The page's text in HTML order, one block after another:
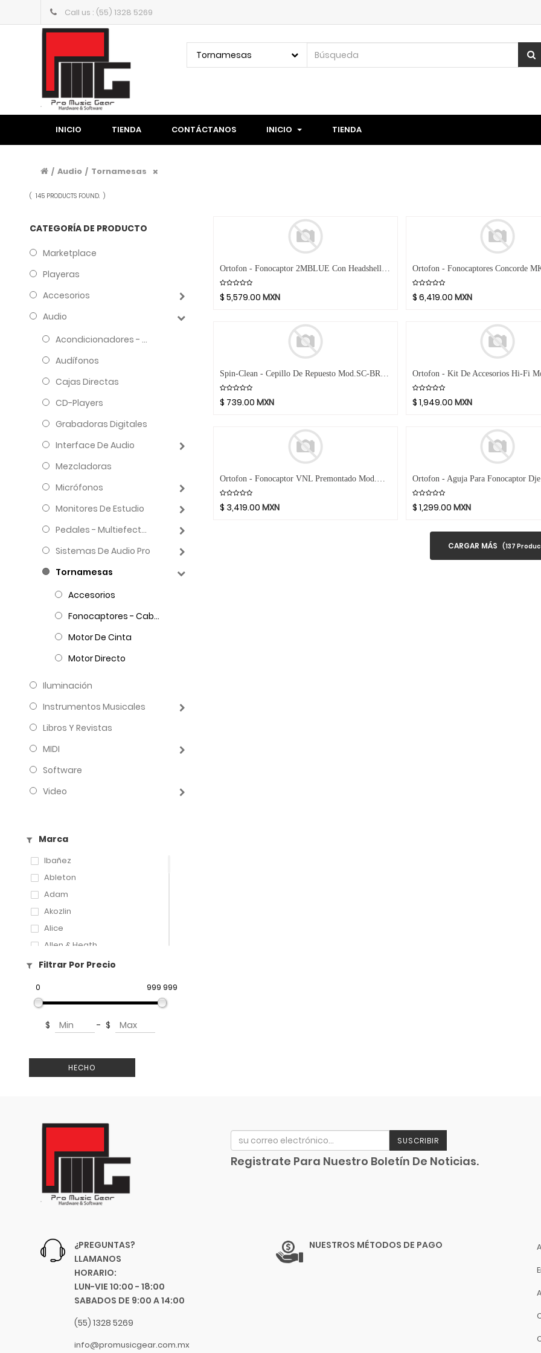
Call us : (55) 1328 5269
Tornamesas
INICIO TIENDA CONTÁCTANOS INICIO TIENDA
/ Audio / Tornamesas
( 145 PRODUCTS FOUND. )
CATEGORÍA DE PRODUCTO
Marketplace
Playeras
Accesorios
Audio
Acondicionadores - Reguladores
Audífonos
Cajas Directas
CD-Players
Grabadoras Digitales
Interface De Audio
Mezcladoras
Micrófonos
Monitores De Estudio
Pedales - Multiefectos
Sistemas De Audio Pro
Tornamesas
Accesorios
Fonocaptores - Cabezales - Agujas
Motor De Cinta
Motor Directo
Iluminación
Instrumentos Musicales
Libros Y Revistas
MIDI
Software
Video
HECHO
Marca
Ibañez
Ableton
Adam
Akozlin
Alice
Allen & Heath
Amati
ART
Arturia
Audix
Beyerdynamic
Boss
C.B.I.
CAD
Celestion
Filtrar Por Precio
0 999 999
$ - $
$ 5,579.00 MXN $ 6,419.00 MXN
$ 739.00 MXN $ 1,949.00 MXN
Ortofon - Fonocaptor VNL Premontado Mod.VNL Single SH4
$ 3,419.00 MXN $ 1,299.00 MXN
CARGAR MÁS (137
SUSCRIBIR
Registrate Para Nuestro Boletín De Noticias.
¿PREGUNTAS?
LLAMANOS
HORARIO:
LUN-VIE 10:00 - 18:00
SABADOS DE 9:00 A 14:00
(55) 1328 5269
info@promusicgear.com.mx
NUESTROS MÉTODOS DE PAGO